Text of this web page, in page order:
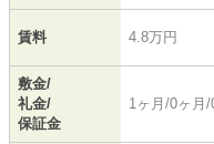
賃料 4.8万円
敷金/
礼金/
保証金
1ヶ月/0ヶ月/